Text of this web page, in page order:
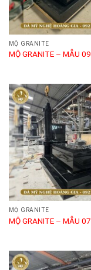
MỘ GRANITE
MỘ GRANITE – MẪU 09
MỘ GRANITE
MỘ GRANITE – MẪU 07